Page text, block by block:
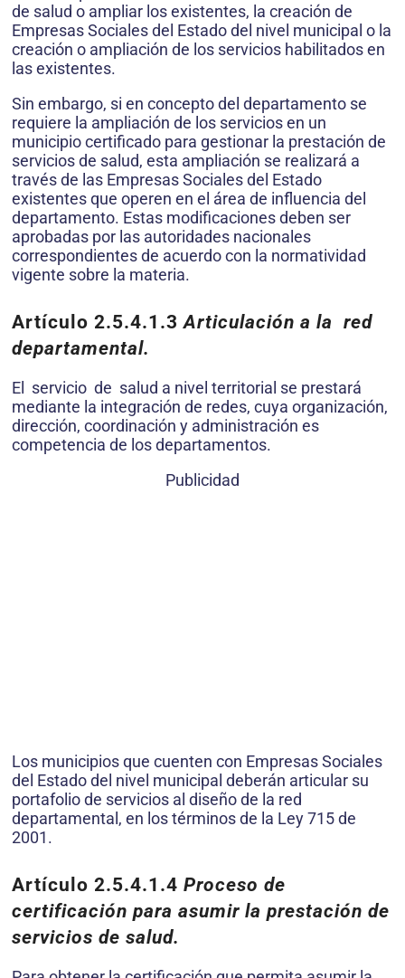
de salud o ampliar los existentes, la creación de
Empresas Sociales del Estado del nivel municipal o la
creación o ampliación de los servicios habilitados en
las existentes.
Sin embargo, si en concepto del departamento se
requiere la ampliación de los servicios en un
municipio certificado para gestionar la prestación de
servicios de salud, esta ampliación se realizará a
través de las Empresas Sociales del Estado
existentes que operen en el área de influencia del
departamento. Estas modificaciones deben ser
aprobadas por las autoridades nacionales
correspondientes de acuerdo con la normatividad
vigente sobre la materia.
Artículo 2.5.4.1.3Articulación a la red
departamental.
El servicio de salud a nivel territorial se prestará
mediante la integración de redes, cuya organización,
dirección, coordinación y administración es
competencia de los departamentos.
Publicidad
Los municipios que cuenten con Empresas Sociales
del Estado del nivel municipal deberán articular su
portafolio de servicios al diseño de la red
departamental, en los términos de la Ley 715 de
2001.
Artículo 2.5.4.1.4 Proceso de
certificación para asumir la prestación de
servicios de salud.